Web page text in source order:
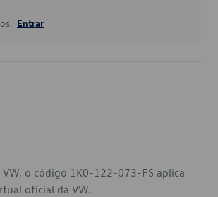
Entrar
o código 1K0-122-073-FS aplica
oficial da VW.